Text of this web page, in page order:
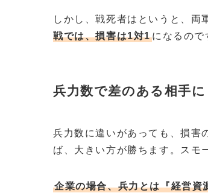
しかし、戦死者はというと、
戦では、損害は1対1になるので
兵力数で差のある相手
兵力数に違いがあっても、損害
ば、大きい方が勝ちます。スモ
企業の場合、兵力とは『経営資